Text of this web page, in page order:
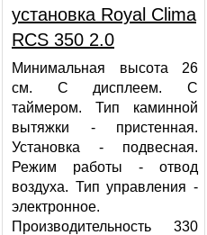
установка Royal Clima
RCS 350 2.0
Минимальная высота 26
см. С дисплеем. С
таймером. Тип каминной
вытяжки - пристенная.
Установка - подвесная.
Режим работы - отвод
воздуха. Тип управления -
электронное.
Производительность 330